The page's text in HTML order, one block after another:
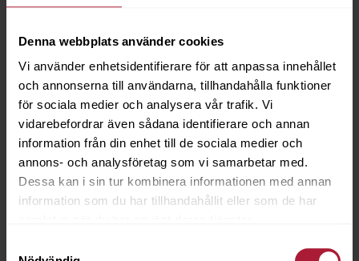
Denna webbplats använder cookies
Vi använder enhetsidentifierare för att anpassa innehållet
och annonserna till användarna, tillhandahålla funktioner
för sociala medier och analysera vår trafik. Vi
vidarebefordrar även sådana identifierare och annan
information från din enhet till de sociala medier och
annons- och analysföretag som vi samarbetar med.
Dessa kan i sin tur kombinera informationen med annan
information som du har tillhandahållit eller som de har